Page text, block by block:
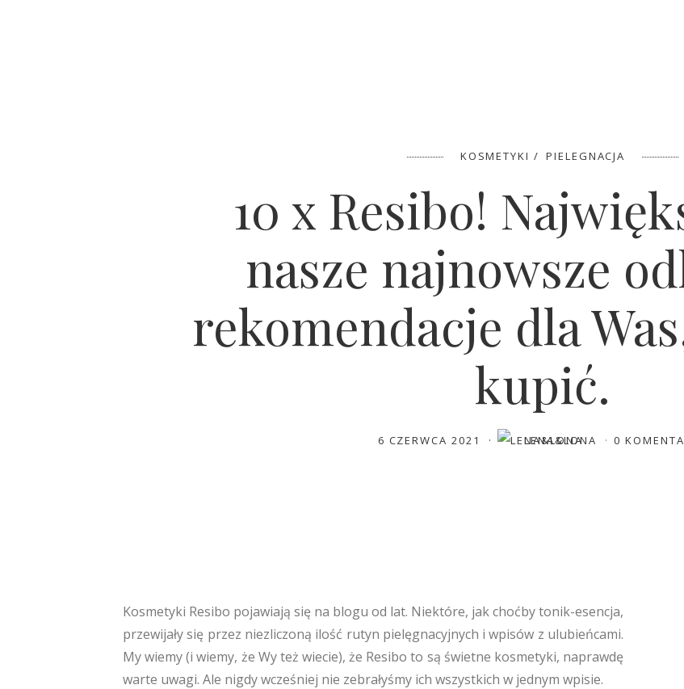
KOSMETYKI PIELEGNACJA
10 x Resibo!
nasze najnowsze
rekomendacje dla
kupić.
6 CZERWCA 2021 LENA&LONA 0
Kosmetyki Resibo pojawiają się na blogu od lat. Niektóre, jak choćby tonik-esencja,
przewijały się przez niezliczoną ilość rutyn pielęgnacyjnych i wpisów z ulubieńcami.
My wiemy (i wiemy, że Wy też wiecie), że Resibo to są świetne kosmetyki, naprawdę
warte uwagi. Ale nigdy wcześniej nie zebrałyśmy ich wszystkich w jednym wpisie.